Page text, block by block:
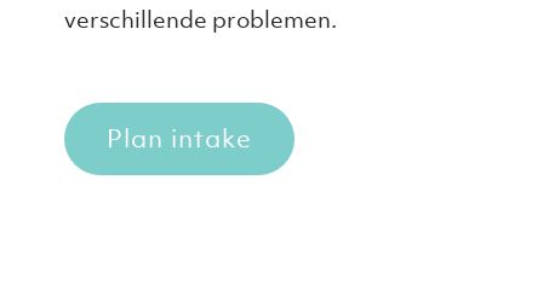
verschillende problemen.
Plan intake